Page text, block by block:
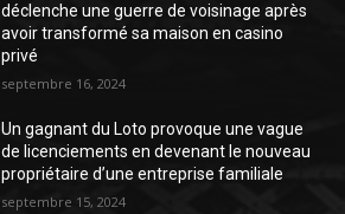
déclenche une guerre de voisinage après
avoir transformé sa maison en casino
privé
septembre 16, 2024
Un gagnant du Loto provoque une vague
de licenciements en devenant le nouveau
propriétaire d’une entreprise familiale
septembre 15, 2024